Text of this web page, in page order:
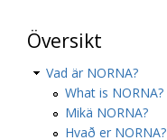
Översikt
Vad är NORNA?
What is NORNA?
Mikä NORNA?
Hvað er NORNA?